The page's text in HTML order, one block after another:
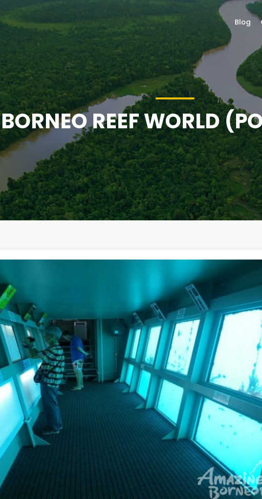
BORNEO REEF WORLD
Blog